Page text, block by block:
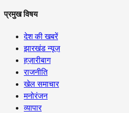
प्रमुख विषय
देश की खबरें
झारखंड न्यूज़
हज़ारीबाग
राजनीति
खेल समाचार
मनोरंजन
व्यापार